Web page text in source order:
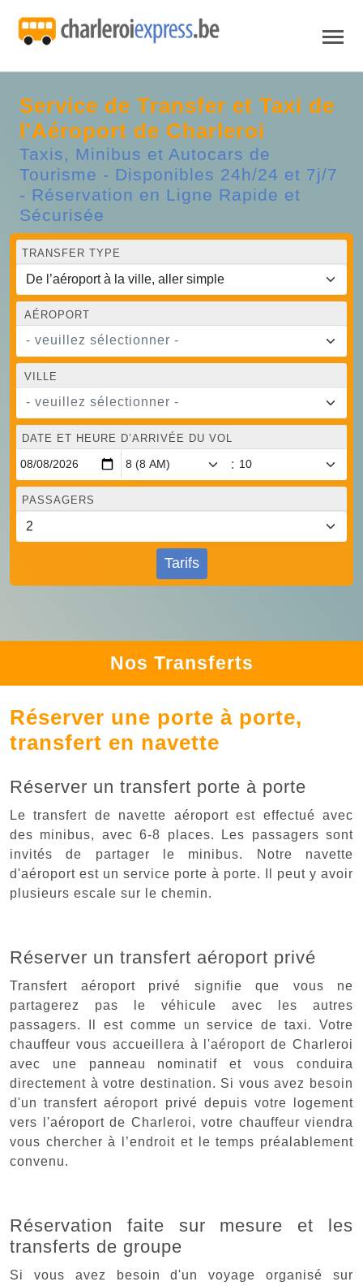
Service de Transfer et Taxi de
l'Aéroport de Charleroi
Taxis, Minibus et Autocars de
Tourisme - Disponibles 24h/24 et 7j/7
- Réservation en Ligne Rapide et
Sécurisée
TRANSFER TYPE
AÉROPORT
- veuillez sélectionner -
VILLE
- veuillez sélectionner -
DATE ET HEURE D’ARRIVÉE DU VOL
:
PASSAGERS
Tarifs
Nos Transferts
Réserver une porte à porte,
transfert en navette
Réserver un transfert porte à porte
Le transfert de navette aéroport est effectué avec
des minibus, avec 6-8 places. Les passagers sont
invités de partager le minibus. Notre navette
d'aéroport est un service porte à porte. Il peut y avoir
plusieurs escale sur le chemin.
Réserver un transfert aéroport privé
Transfert aéroport privé signifie que vous ne
partagerez pas le véhicule avec les autres
passagers. Il est comme un service de taxi. Votre
chauffeur vous accueillera à l'aéroport de Charleroi
avec une panneau nominatif et vous conduira
directement à votre destination. Si vous avez besoin
d'un transfert aéroport privé depuis votre logement
vers l'aéroport de Charleroi, votre chauffeur viendra
vous chercher à l’endroit et le temps préalablement
convenu.
Réservation faite sur mesure et les
transferts de groupe
Si vous avez besoin d'un voyage organisé sur